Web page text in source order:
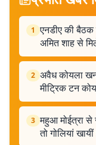
1 एनडीए की बैठक
अमित शाह से
2 अवैध कोयला
मीट्रिक टन
3 महुआ मोईत्रा से
तो गोलियां